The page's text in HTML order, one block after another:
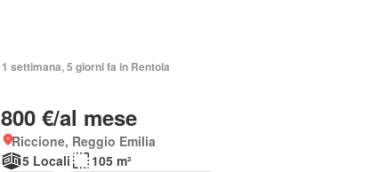
1 settimana, 5 giorni fa in Rentola
800 €/al mese
Riccione, Reggio Emilia
5 Locali
105 m²